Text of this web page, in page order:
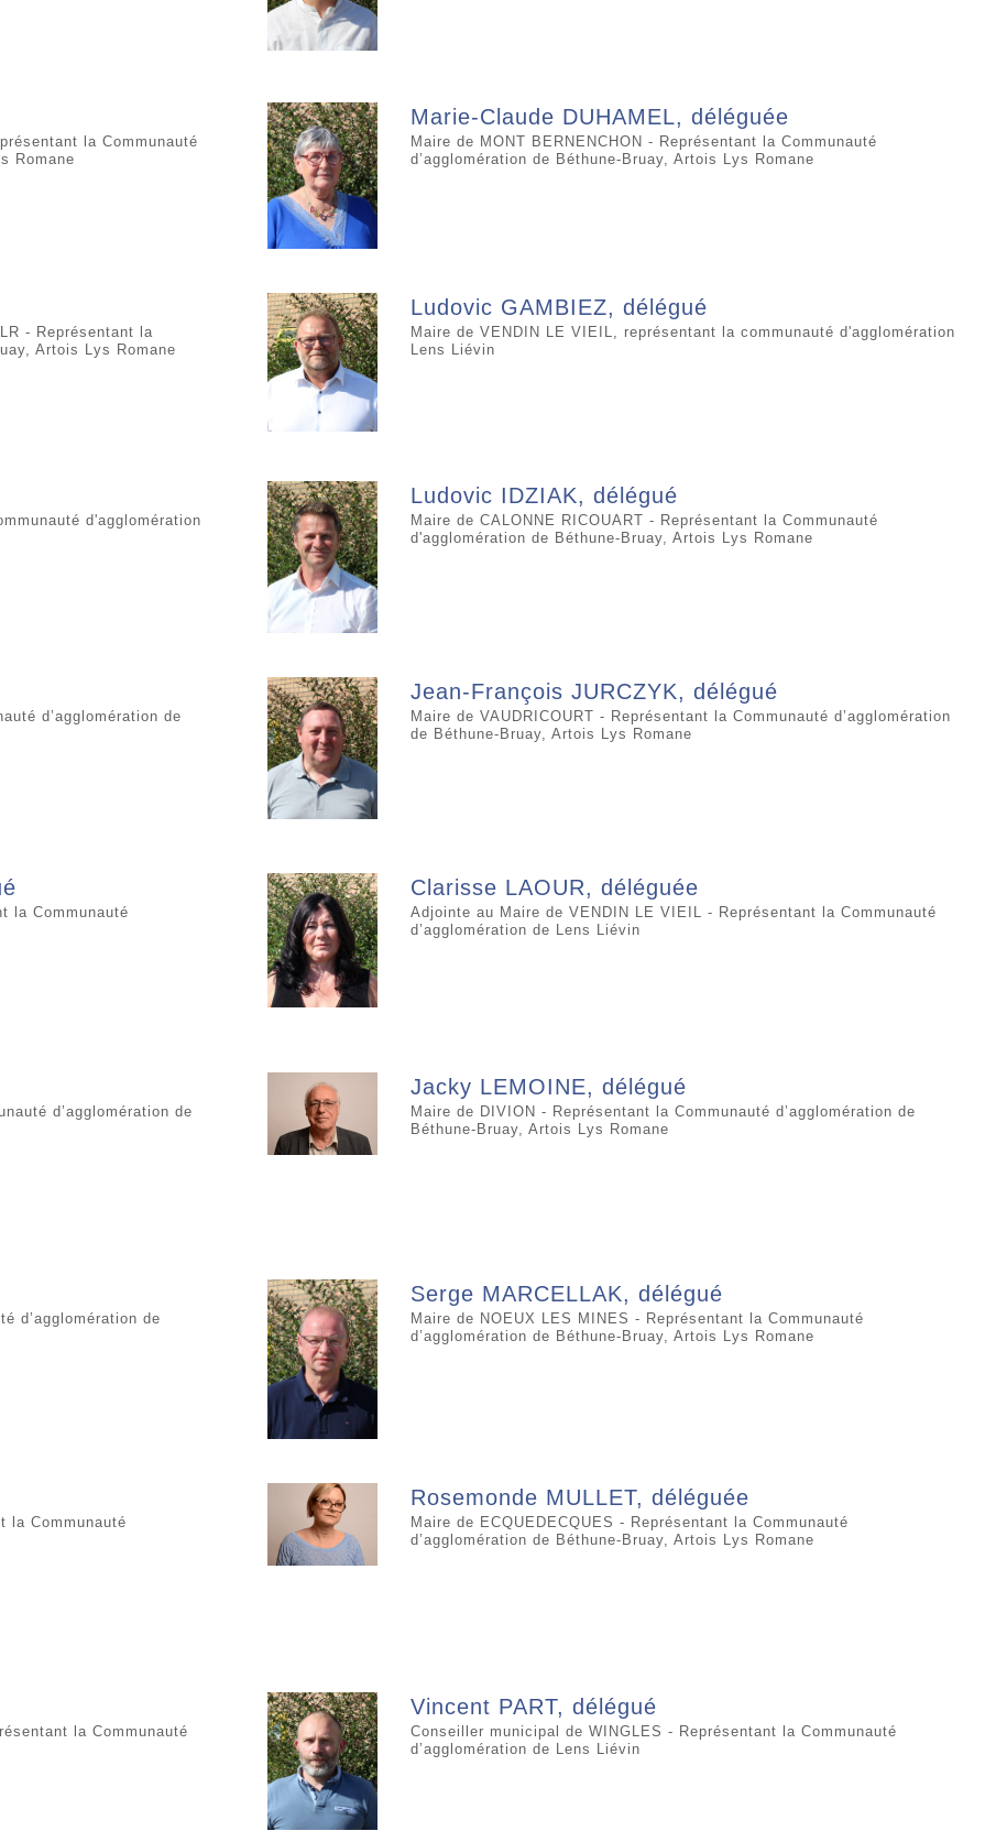
la Communauté
Romane
Marie-Claude DUHAMEL, déléguée
Maire de MONT BERNENCHON - Représentant la Communauté
d’agglomération de Béthune-Bruay, Artois Lys Romane
- Représentant la
Artois Lys Romane
Ludovic GAMBIEZ, délégué
Maire de VENDIN LE VIEIL, représentant la communauté d'agglomération
Lens Liévin
d'agglomération
Ludovic IDZIAK, délégué
Maire de CALONNE RICOUART - Représentant la Communauté
d'agglomération de Béthune-Bruay, Artois Lys Romane
d’agglomération de
Jean-François JURCZYK, délégué
Maire de VAUDRICOURT - Représentant la Communauté d’agglomération
de Béthune-Bruay, Artois Lys Romane
la Communauté
Clarisse LAOUR, déléguée
Adjointe au Maire de VENDIN LE VIEIL - Représentant la Communauté
d’agglomération de Lens Liévin
d’agglomération de
Jacky LEMOINE, délégué
Maire de DIVION - Représentant la Communauté d’agglomération de
Béthune-Bruay, Artois Lys Romane
d’agglomération de
Serge MARCELLAK, délégué
Maire de NOEUX LES MINES - Représentant la Communauté
d’agglomération de Béthune-Bruay, Artois Lys Romane
la Communauté
Rosemonde MULLET, déléguée
Maire de ECQUEDECQUES - Représentant la Communauté
d’agglomération de Béthune-Bruay, Artois Lys Romane
la Communauté
Vincent PART, délégué
Conseiller municipal de WINGLES - Représentant la Communauté
d’agglomération de Lens Liévin